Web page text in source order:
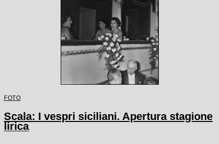
FOTO
Scala: I vespri siciliani. Apertura stagione
lirica